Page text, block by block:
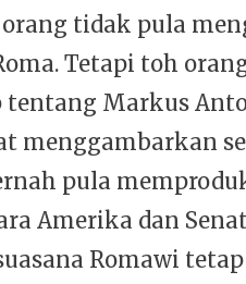
orang tidak pula
Tetapi toh
Markus
menggambarkan
pula
Amerika dan
Romawi